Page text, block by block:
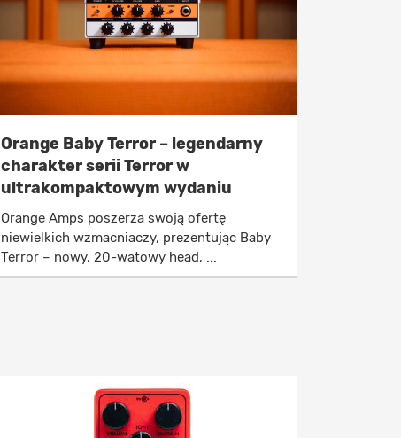
Orange Baby Terror – legendarny
charakter serii Terror w
ultrakompaktowym wydaniu
Orange Amps poszerza swoją ofertę
niewielkich wzmacniaczy, prezentując Baby
Terror – nowy, 20-watowy head, ...